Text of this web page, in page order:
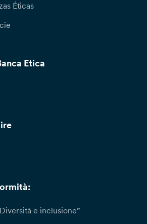
Éticas
Etica
e inclusione”